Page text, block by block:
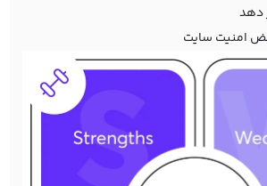
دهد
امنیت سایت